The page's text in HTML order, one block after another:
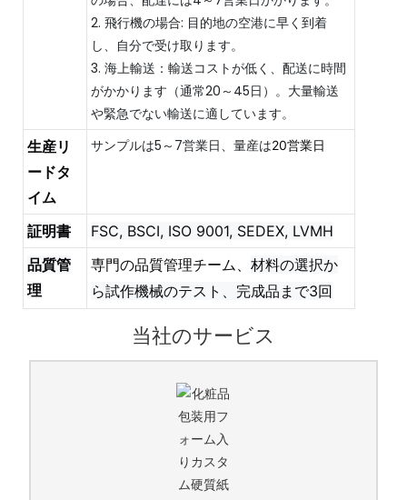
2. 飛行機の場合: 目的地の空港に早く到着
し、自分で受け取ります。
3. 海上輸送：輸送コストが低く、配送に時間
がかかります（通常20～45日）。大量輸送
や緊急でない輸送に適しています。
生産リ
ードタ
イム
サンプルは5～7営業日、量産は20営業日
証明書
FSC, BSCI, ISO 9001, SEDEX, LVMH
品質管
理
専門の品質管理チーム、 材料の選択か
ら試作機械のテスト、完成品まで3回
当社のサービス